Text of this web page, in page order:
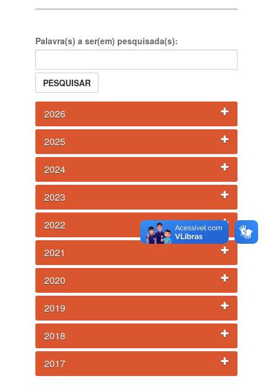
Palavra(s) a ser(em) pesquisada(s):
PESQUISAR
2026
2025
2024
2023
2022
2021
2020
2019
2018
2017